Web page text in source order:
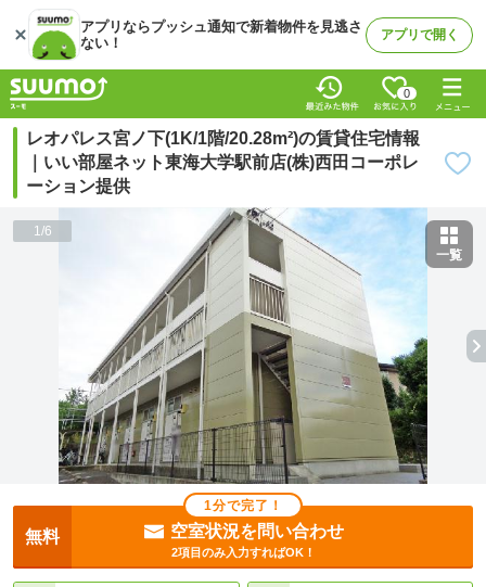
アプリならプッシュ通知で新着物件を見逃さ
ない！
アプリで開く
0
レオパレス宮ノ下(1K/1階/20.28m²)の賃貸住宅情報
｜いい部屋ネット東海大学駅前店(株)西田コーポレ
ーション提供
1/6
一覧
1分で完了！
無料 空室状況を問い合わせ
2項目のみ入力すればOK！